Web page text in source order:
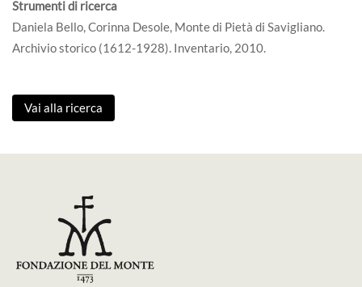
Strumenti di ricerca
Daniela Bello, Corinna Desole, Monte di Pietà di Savigliano.
Archivio storico (1612-1928). Inventario, 2010.
Vai alla ricerca